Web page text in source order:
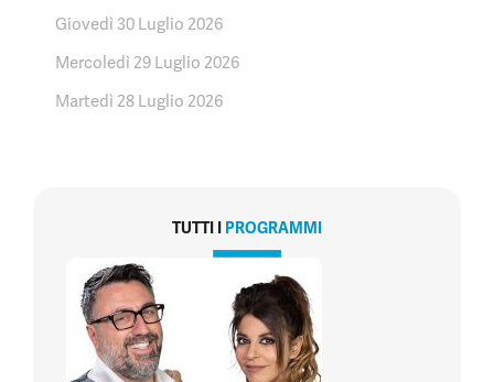
Giovedì 30 Luglio 2026
Mercoledì 29 Luglio 2026
Martedì 28 Luglio 2026
TUTTI I PROGRAMMI